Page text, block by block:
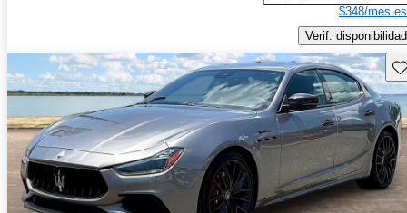
$348/mes
Verif. disponibilidad